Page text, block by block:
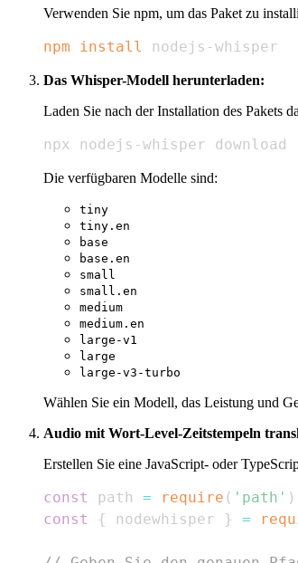
Verwenden Sie npm, um das Paket zu
npm install nodejs-whisper
Das Whisper-Modell herunterladen:
Laden Sie nach der Installation des Pakets
npx nodejs-whisper download
Die verfügbaren Modelle sind:
tiny
tiny.en
base
base.en
small
small.en
medium
medium.en
large-v1
large
large-v3-turbo
Wählen Sie ein Modell, das Leistung und
Audio mit Wort-Level-Zeitstempeln
Erstellen Sie eine JavaScript- oder
const path = require ( 'path' )
const
{ nodewhisper } =